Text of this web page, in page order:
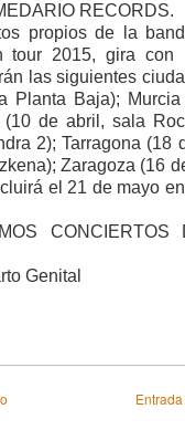
RECORDS.
propios de la
tour 2015, gira con
las siguientes
Planta Baja);
de abril, sala
2); Tarragona (18
Zaragoza (16
el 21 de mayo
CONCIERTOS
Genital